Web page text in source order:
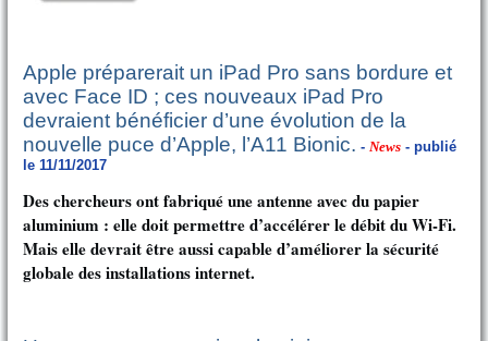
Apple préparerait un iPad Pro sans bordure et
avec Face ID ; ces nouveaux iPad Pro
devraient bénéficier d’une évolution de la
nouvelle puce d’Apple, l’A11 Bionic. - News - publié
le 11/11/2017
Des chercheurs ont fabriqué une antenne avec du papier
aluminium : elle doit permettre d’accélérer le débit du Wi-Fi.
Mais elle devrait être aussi capable d’améliorer la sécurité
globale des installations internet.